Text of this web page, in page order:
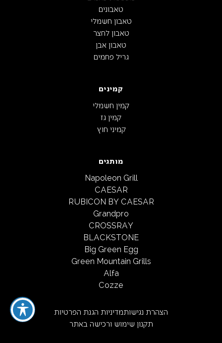
טאבונים
טאבון חשמלי
טאבון לחצר
טאבון אבן
גריל פחמים
קמינים
קמין חשמלי
קמין גז
קמיני חוץ
מותגים
Napoleon Grill
CAESAR
RUBICON BY CAESAR
Grandpro
CROSSRAY
BLACKSTONE
Big Green Egg
Green Mountain Grills
Alfa
Cozze
הצהרת נגישותמדיניות הגנת הפרטיות
תקנון שימוש ורכישה באתר